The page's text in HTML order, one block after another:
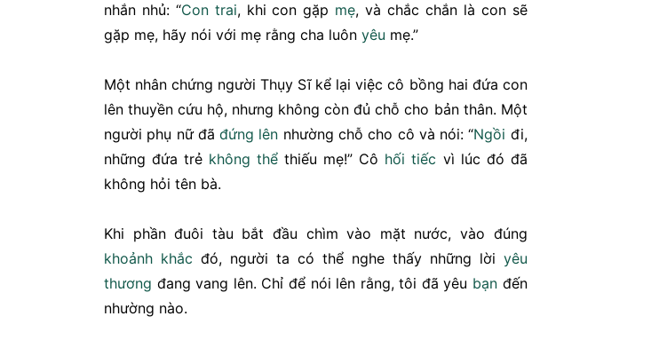
nhắn nhủ: “Con trai, khi con gặp mẹ, và chắc chắn là con sẽ
gặp mẹ, hãy nói với mẹ rằng cha luôn yêu mẹ.”
Một nhân chứng người Thụy Sĩ kể lại việc cô bồng hai đứa con
lên thuyền cứu hộ, nhưng không còn đủ chỗ cho bản thân. Một
người phụ nữ đãđứng lên nhường chỗ cho cô và nói: “Ngồi đi,
những đứa trẻ không thể thiếu mẹ!” Cô hối tiếc vì lúc đó đã
không hỏi tên bà.
Khi phần đuôi tàu bắt đầu chìm vào mặt nước, vào đúng
khoảnh khắc đó, người ta có thể nghe thấy những lời yêu
thương đang vang lên. Chỉ để nói lên rằng, tôi đã yêu bạn đến
nhường nào.